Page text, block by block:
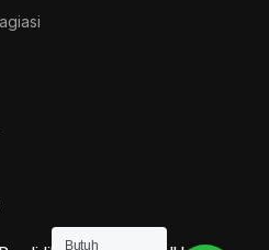
Butuh